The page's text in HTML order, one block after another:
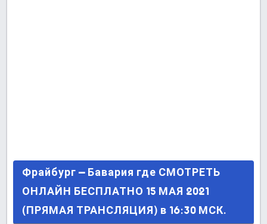
Фрайбург – Бавария где СМОТРЕТЬ ОНЛАЙН
БЕСПЛАТНО 15 МАЯ 2021 (ПРЯМАЯ
ТРАНСЛЯЦИЯ) в 16:30 МСК.
Фрайбург – Бавария где СМОТРЕТЬ
ОНЛАЙН БЕСПЛАТНО 15 МАЯ 2021
(ПРЯМАЯ ТРАНСЛЯЦИЯ) в 16:30 МСК.